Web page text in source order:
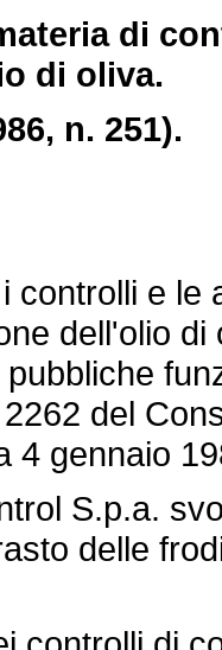
di
di oliva.
n. 251).
e le
dell'olio
del
4 gennaio
S.p.a.
delle